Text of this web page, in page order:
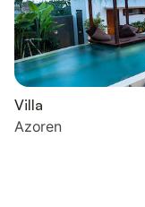
Villa
Azoren